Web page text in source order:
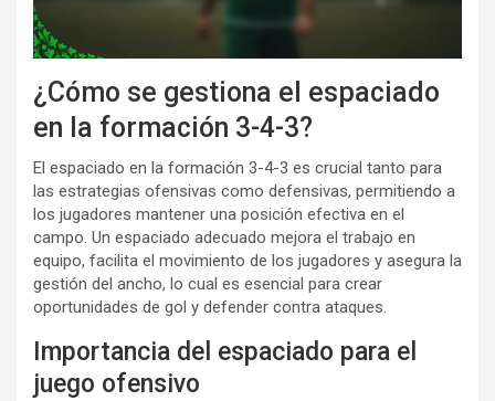
¿Cómo se gestiona el espaciado
en la formación 3-4-3?
El espaciado en la formación 3-4-3 es crucial tanto para
las estrategias ofensivas como defensivas, permitiendo a
los jugadores mantener una posición efectiva en el
campo. Un espaciado adecuado mejora el trabajo en
equipo, facilita el movimiento de los jugadores y asegura la
gestión del ancho, lo cual es esencial para crear
oportunidades de gol y defender contra ataques.
Importancia del espaciado para el
juego ofensivo